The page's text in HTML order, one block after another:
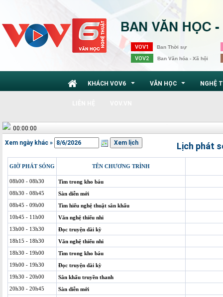
VOV1 Ban Thời sự
VOV2 Ban Văn hóa - Xã hội
KHÁCH VOV6 VĂN HỌC NGHỆ
00:00:00
Xem ngày khác » Lịch phát
GIỜ PHÁT SÓNG TÊN CHƯƠNG TRÌNH
08h00 - 08h30
Tìm trong kho báu
08h30 - 08h45
Sàn diễn mới
08h45 - 09h00
Tìm hiểu nghệ thuật sân khấu
10h45 - 11h00
Văn nghệ thiếu nhi
13h00 - 13h30
Đọc truyện dài kỳ
18h15 - 18h30
Văn nghệ thiếu nhi
18h30 - 19h00
Tìm trong kho báu
19h00 - 19h30
Đọc truyện dài kỳ
19h30 - 20h00
Sân khấu truyền thanh
20h30 - 20h45
Sàn diễn mới